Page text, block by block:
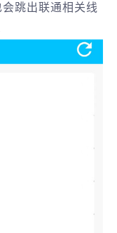
跳出联通相关线